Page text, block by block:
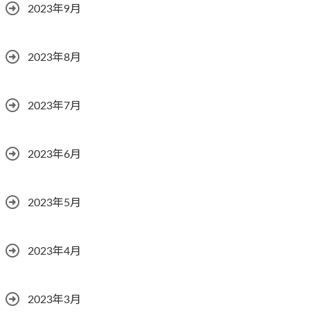
2023年9月
2023年8月
2023年7月
2023年6月
2023年5月
2023年4月
2023年3月